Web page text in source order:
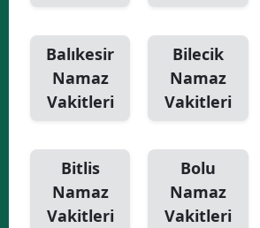
Balıkesir
Namaz
Vakitleri
Bilecik
Namaz
Vakitleri
Bitlis
Namaz
Vakitleri
Bolu
Namaz
Vakitleri